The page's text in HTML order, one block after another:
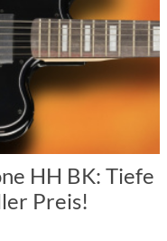
HH BK: Tiefe
Preis!